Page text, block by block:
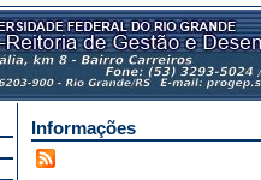
Informações